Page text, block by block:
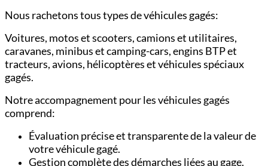
Nous rachetons tous types de véhicules gagés:
Voitures, motos et scooters,camions et utilitaires,
caravanes, minibus et camping-cars,engins BTP et
tracteurs,avions, hélicoptères et véhicules spéciaux
gagés.
Notre accompagnement pour les véhicules gagés
comprend:
Évaluation précise et transparente de la valeur de
votre véhicule gagé.
Gestion complète des démarches liées au gage.